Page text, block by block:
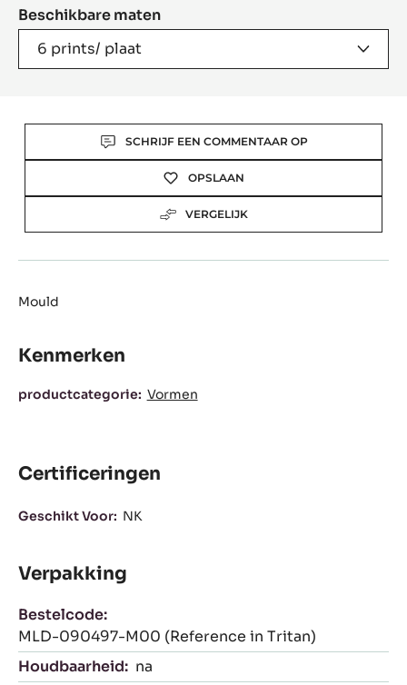
Beschikbare maten
6 prints/ plaat
Actions SCHRIJF EEN COMMENTAAR OP
OPSLAAN
VERGELIJK
Mould
Kenmerken
Kenmerken
productcategorie: Vormen
Certificeringen
Geschikt Voor: NK
Verpakking
Bestelcode:
MLD-090497-M00 (Reference in Tritan)
Houdbaarheid: na